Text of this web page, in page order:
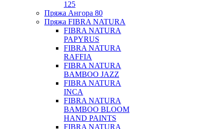
125
Пряжа Ангора 80
Пряжа FIBRA NATURA
FIBRA NATURA
PAPYRUS
FIBRA NATURA
RAFFIA
FIBRA NATURA
BAMBOO JAZZ
FIBRA NATURA
INCA
FIBRA NATURA
BAMBOO BLOOM
HAND PAINTS
FIBRA NATURA